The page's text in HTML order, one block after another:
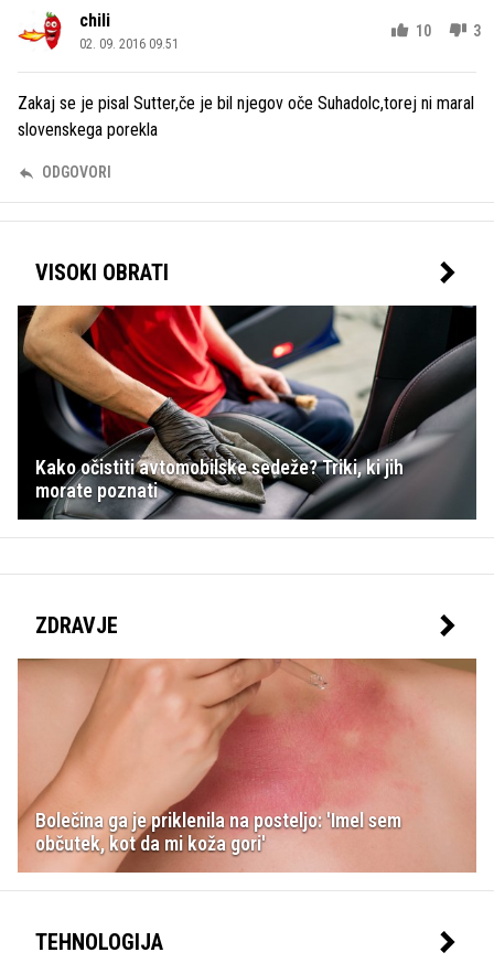
chili
02. 09. 2016 09.51
10 3
Zakaj se je pisal Sutter,če je bil njegov oče Suhadolc,torej ni maral
slovenskega porekla
ODGOVORI
VISOKI OBRATI
Kako očistiti avtomobilske sedeže? Triki, ki jih
morate poznati
ZDRAVJE
Bolečina ga je priklenila na posteljo: 'Imel sem
občutek, kot da mi koža gori'
TEHNOLOGIJA